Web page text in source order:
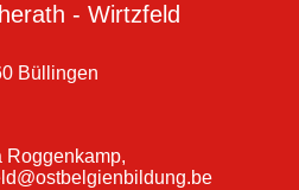
- Wirtzfeld
Büllingen
Roggenkamp,